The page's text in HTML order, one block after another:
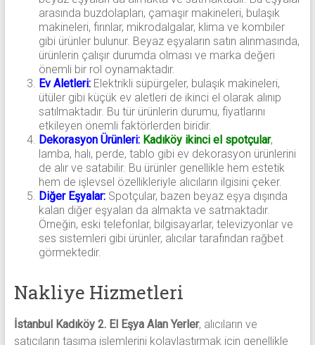
arasında buzdolapları, çamaşır makineleri, bulaşık
makineleri, fırınlar, mikrodalgalar, klima ve kombiler
gibi ürünler bulunur. Beyaz eşyaların satın alınmasında,
ürünlerin çalışır durumda olması ve marka değeri
önemli bir rol oynamaktadır.
Ev Aletleri:Elektrikli süpürgeler, bulaşık makineleri,
ütüler gibi küçük ev aletleri de ikinci el olarak alınıp
satılmaktadır. Bu tür ürünlerin durumu, fiyatlarını
etkileyen önemli faktörlerden biridir.
Dekorasyon Ürünleri: Kadıköy ikinci el spotçular,
lamba, halı, perde, tablo gibi ev dekorasyon ürünlerini
de alır ve satabilir. Bu ürünler genellikle hem estetik
hem de işlevsel özellikleriyle alıcıların ilgisini çeker.
Diğer Eşyalar:Spotçular, bazen beyaz eşya dışında
kalan diğer eşyaları da almakta ve satmaktadır.
Örneğin, eski telefonlar, bilgisayarlar, televizyonlar ve
ses sistemleri gibi ürünler, alıcılar tarafından rağbet
görmektedir.
Nakliye Hizmetleri
İstanbul Kadıköy 2. El Eşya Alan Yerler, alıcıların ve
satıcıların taşıma işlemlerini kolaylaştırmak için genellikle